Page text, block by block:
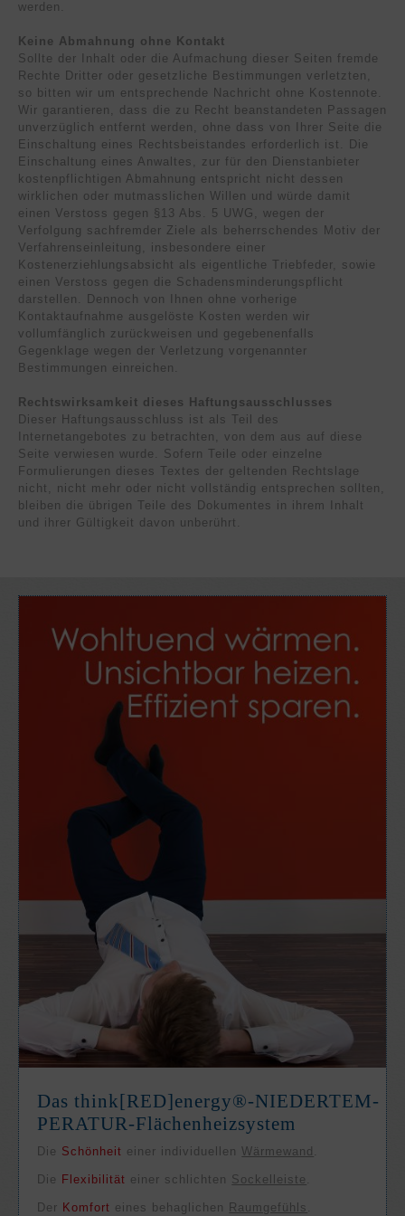
werden.
Keine Abmahnung ohne Kontakt
Sollte der Inhalt oder die Aufmachung dieser Seiten fremde
Rechte Dritter oder gesetzliche Bestimmungen verletzten,
so bitten wir um entsprechende Nachricht ohne Kostennote.
Wir garantieren, dass die zu Recht beanstandeten Passagen
unverzüglich entfernt werden, ohne dass von Ihrer Seite die
Einschaltung eines Rechtsbeistandes erforderlich ist. Die
Einschaltung eines Anwaltes, zur für den Dienstanbieter
kostenpflichtigen Abmahnung entspricht nicht dessen
wirklichen oder mutmasslichen Willen und würde damit
einen Verstoss gegen §13 Abs. 5 UWG, wegen der
Verfolgung sachfremder Ziele als beherrschendes Motiv der
Verfahrenseinleitung, insbesondere einer
Kostenerziehlungsabsicht als eigentliche Triebfeder, sowie
einen Verstoss gegen die Schadensminderungspflicht
darstellen. Dennoch von Ihnen ohne vorherige
Kontaktaufnahme ausgelöste Kosten werden wir
vollumfänglich zurückweisen und gegebenenfalls
Gegenklage wegen der Verletzung vorgenannter
Bestimmungen einreichen.
Rechtswirksamkeit dieses Haftungsausschlusses
Dieser Haftungsausschluss ist als Teil des
Internetangebotes zu betrachten, von dem aus auf diese
Seite verwiesen wurde. Sofern Teile oder einzelne
Formulierungen dieses Textes der geltenden Rechtslage
nicht, nicht mehr oder nicht vollständig entsprechen sollten,
bleiben die übrigen Teile des Dokumentes in ihrem Inhalt
und ihrer Gültigkeit davon unberührt.
Das think[RED]­energy®-NIEDER­TEM­
PE­RATUR-Flächen­heiz­system
Die Schön­heit einer in­di­viduel­lenWärme­wand .
Die Flexi­bili­tät einer schlich­ten Sockel­leiste .
Der Kom­fort eines behag­lichen Raum­gefühls .